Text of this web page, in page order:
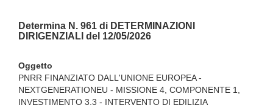
Determina N. 961 di DETERMINAZIONI
DIRIGENZIALI del 12/05/2026
Oggetto
PNRR FINANZIATO DALL'UNIONE EUROPEA -
NEXTGENERATIONEU - MISSIONE 4, COMPONENTE 1,
INVESTIMENTO 3.3 - INTERVENTO DI EDILIZIA